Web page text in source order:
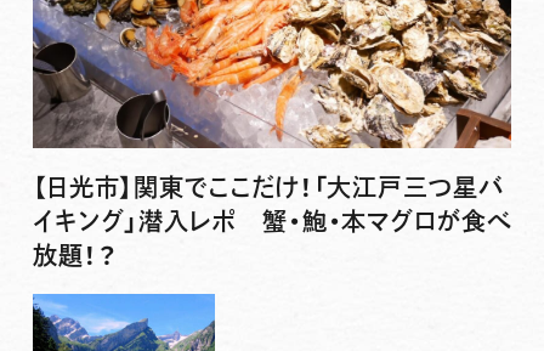
【日光市】関東でここだけ！「大江戸三つ星バ
イキング」潜入レポ 蟹・鮑・本マグロが食べ
放題！？